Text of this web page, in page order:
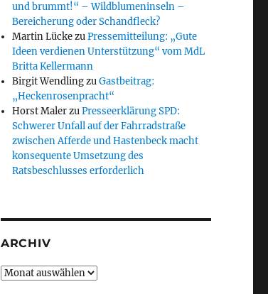
und brummt!“ – Wildblumeninseln –
Bereicherung oder Schandfleck?
Martin LückezuPressemitteilung: „Gute
Ideen verdienen Unterstützung“ vom MdL
Britta Kellermann
Birgit WendlingzuGastbeitrag:
„Heckenrosenpracht“
Horst MalerzuPresseerklärung SPD:
Schwerer Unfall auf der Fahrradstraße
zwischen Afferde und Hastenbeck macht
konsequente Umsetzung des
Ratsbeschlusses erforderlich
ARCHIV
Archiv